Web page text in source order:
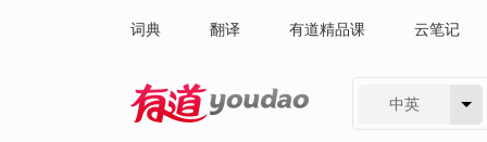
词典 翻译 有道精品课 云笔记
中英